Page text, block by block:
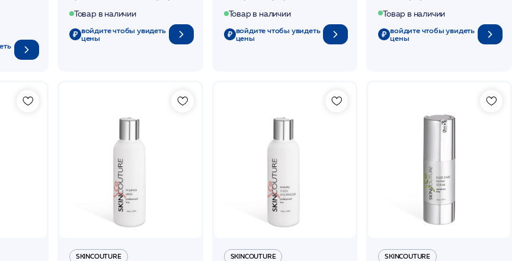
Товар в наличии
войдите чтобы увидеть
цены
Товар в наличии
войдите чтобы увидеть
цены
Товар в наличии
войдите чтобы увидеть
цены
SKINCOUTURE SKINCOUTURE SKINCOUTURE